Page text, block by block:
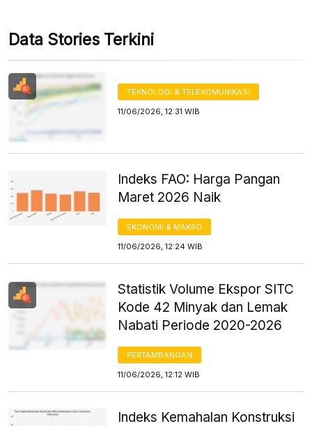
Data Stories Terkini
TEKNOLOGI & TELEKOMUNIKASI
11/06/2026, 12:31 WIB
Indeks FAO: Harga Pangan
Maret 2026 Naik
EKONOMI & MAKRO
11/06/2026, 12:24 WIB
Statistik Volume Ekspor SITC
Kode 42 Minyak dan Lemak
Nabati Periode 2020-2026
PERTAMBANGAN
11/06/2026, 12:12 WIB
Indeks Kemahalan Konstruksi